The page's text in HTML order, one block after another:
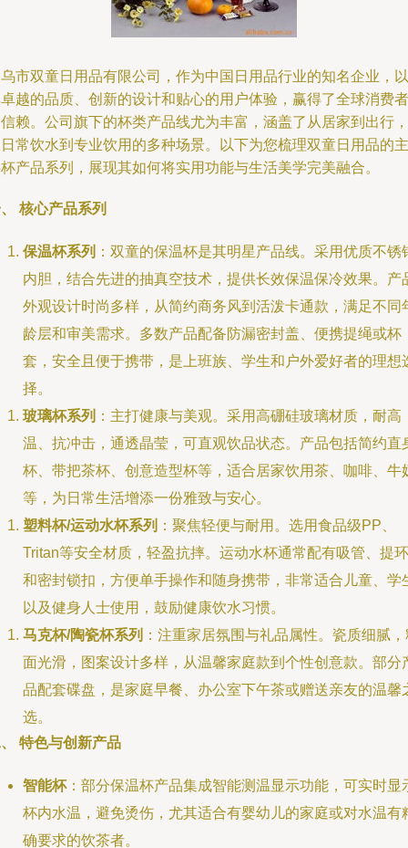
市双童日用品有限公司，作为中国日用品行业的知名企业，以
越的品质、创新的设计和贴心的用户体验，赢得了全球消费者
赖。公司旗下的杯类产品线尤为丰富，涵盖了从居家到出行，
常饮水到专业饮用的多种场景。以下为您梳理双童日用品的主
产品系列，展现其如何将实用功能与生活美学完美融合。
核心产品系列
保温杯系列 ：双童的保温杯是其明星产品线。采用优质不锈
内胆，结合先进的抽真空技术，提供长效保温保冷效果。产
外观设计时尚多样，从简约商务风到活泼卡通款，满足不同
龄层和审美需求。多数产品配备防漏密封盖、便携提绳或杯
套，安全且便于携带，是上班族、学生和户外爱好者的理想
择。
玻璃杯系列 ：主打健康与美观。采用高硼硅玻璃材质，耐高
温、抗冲击，通透晶莹，可直观饮品状态。产品包括简约直
杯、带把茶杯、创意造型杯等，适合居家饮用茶、咖啡、牛
等，为日常生活增添一份雅致与安心。
塑料杯/运动水杯系列 ：聚焦轻便与耐用。选用食品级PP、
Tritan等安全材质，轻盈抗摔。运动水杯通常配有吸管、提环
和密封锁扣，方便单手操作和随身携带，非常适合儿童、学
以及健身人士使用，鼓励健康饮水习惯。
马克杯/陶瓷杯系列 ：注重家居氛围与礼品属性。瓷质细腻
面光滑，图案设计多样，从温馨家庭款到个性创意款。部分
品配套碟盘，是家庭早餐、办公室下午茶或赠送亲友的温馨
选。
特色与创新产品
智能杯：部分保温杯产品集成智能测温显示功能，可实时显
杯内水温，避免烫伤，尤其适合有婴幼儿的家庭或对水温有
确要求的饮茶者。